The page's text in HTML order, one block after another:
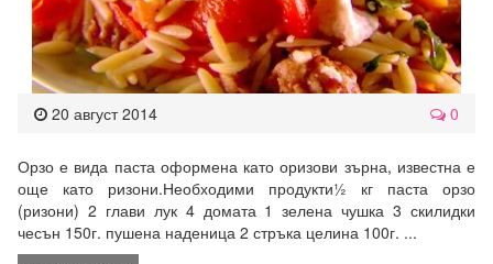
20 август 2014 0
Орзо е вида паста оформена като оризови зърна, известна е
още като ризони.Необходими продукти½ кг паста орзо
(ризони) 2 глави лук 4 домата 1 зелена чушка 3 скилидки
чесън 150г. пушена наденица 2 стръка целина 100г. ...